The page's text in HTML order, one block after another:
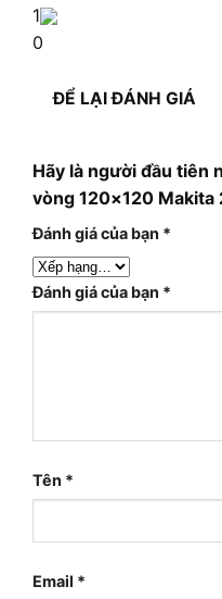
1
0
ĐỂ LẠI ĐÁNH GIÁ
Hãy là người đầu tiên
vòng 120×120 Makita
Đánh giá của bạn *
Đánh giá của bạn *
Tên *
Email *